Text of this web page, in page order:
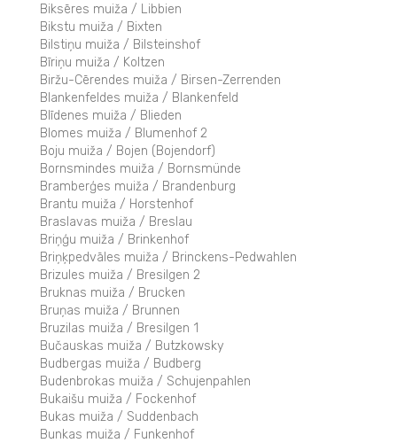
Biksēres muiža / Libbien
Bikstu muiža / Bixten
Bilstiņu muiža / Bilsteinshof
Bīriņu muiža / Koltzen
Biržu-Cērendes muiža / Birsen-Zerrenden
Blankenfeldes muiža / Blankenfeld
Blīdenes muiža / Blieden
Blomes muiža / Blumenhof 2
Boju muiža / Bojen (Bojendorf)
Bornsmindes muiža / Bornsmünde
Bramberģes muiža / Brandenburg
Brantu muiža / Horstenhof
Braslavas muiža / Breslau
Briņģu muiža / Brinkenhof
Briņķpedvāles muiža / Brinckens-Pedwahlen
Brizules muiža / Bresilgen 2
Bruknas muiža / Brucken
Bruņas muiža / Brunnen
Bruzilas muiža / Bresilgen 1
Bučauskas muiža / Butzkowsky
Budbergas muiža / Budberg
Budenbrokas muiža / Schujenpahlen
Bukaišu muiža / Fockenhof
Bukas muiža / Suddenbach
Bunkas muiža / Funkenhof